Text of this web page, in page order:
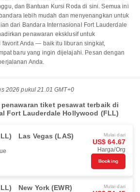
dan Bantuan Kursi Roda di sini. Semua ini
lebih mudah dan menyenangkan untuk
dari Bandara Internasional Fort Lauderdale
penawaran eksklusif untuk
Anda — baik itu liburan singkat,
baru yang ingin dijelajahi. Pesan dengan
Anda.
2026 pukul 21.01 GMT+0
tiket pesawat terbaik di
Fort Lauderdale Hollywood (FLL)
Las Vegas (LAS) Mulai dari
US$ 64.67
Harga/Org
Booking
New York (EWR) Mulai dari